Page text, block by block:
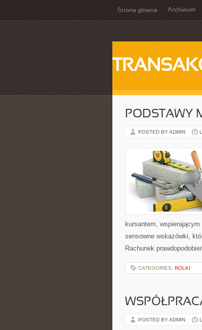
Strona główna Archiwum
PODSTAWY
POSTED BY ADMIN
kursantem,
sensowne wskazówki,
Rachunek
CATEGORIES: ROLKI
POSTED BY ADMIN